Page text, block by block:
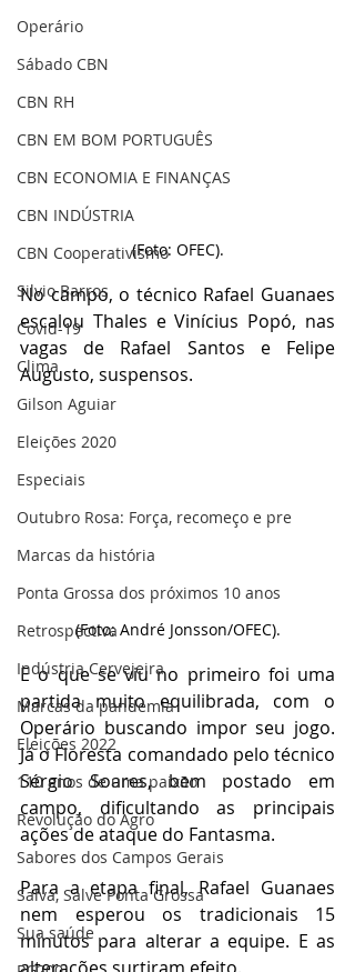
Operário
Sábado CBN
CBN RH
CBN EM BOM PORTUGUÊS
CBN ECONOMIA E FINANÇAS
CBN INDÚSTRIA
CBN Cooperativismo
Silvio Barros
Covid-19
Clima
Gilson Aguiar
Eleições 2020
Especiais
Outubro Rosa: Força, recomeço e pre
Marcas da história
Ponta Grossa dos próximos 10 anos
Retrospectiva
Indústria Cervejeira
Marcas da pandemia
Eleições 2022
110 anos de uma paixão
Revolução do Agro
Sabores dos Campos Gerais
Salva, Salve Ponta Grossa
Sua saúde
(Foto: OFEC).
No campo, o técnico Rafael Guanaes
escalou Thales e Vinícius Popó, nas
vagas de Rafael Santos e Felipe
Augusto, suspensos.
(Foto: André Jonsson/OFEC).
E o que se viu no primeiro foi uma
partida muito equilibrada, com o
Operário buscando impor seu jogo.
Já o Floresta comandado pelo técnico
Sérgio Soares, bem postado em
campo, dificultando as principais
ações de ataque do Fantasma.
Para a etapa final, Rafael Guanaes
nem esperou os tradicionais 15
minutos para alterar a equipe. E as